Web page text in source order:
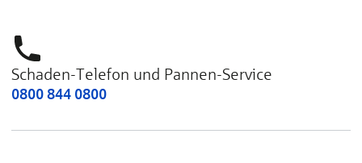
Schaden-Telefon und Pannen-Service
0800 844 0800